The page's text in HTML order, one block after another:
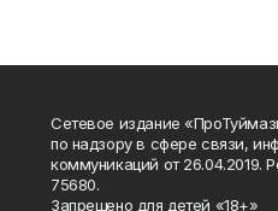
Сетевое издание
по надзору в сфере связи,
коммуникаций от
75680.
Запрещено для детей «18+»